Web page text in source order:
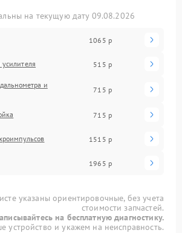
на текущую дату 09.08.2026
1065 р
515 р
и
715 р
715 р
1515 р
1965 р
указаны ориентировочные, без учета
стоимости запчастей.
на бесплатную диагностику.
устройство и укажем на неисправность.